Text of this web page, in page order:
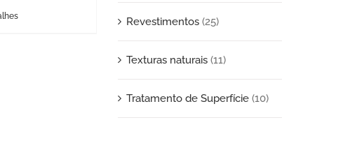
Revestimentos (25)
Texturas naturais (11)
Tratamento de Superfície (10)